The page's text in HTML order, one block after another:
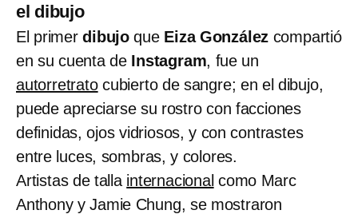
el dibujo
El primerdibujo que Eiza González compartió
en su cuenta de Instagram, fue un
autorretratocubierto de sangre; en el dibujo,
puede apreciarse su rostro con facciones
definidas, ojos vidriosos, y con contrastes
entre luces, sombras, y colores.
Artistas de talla internacional como Marc
Anthony y Jamie Chung, se mostraron